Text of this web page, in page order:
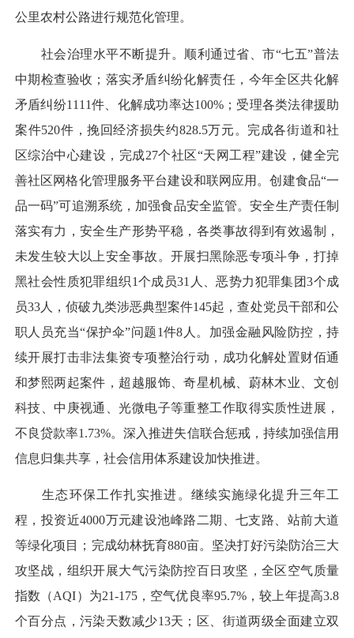
公里农村公路进行规范化管理。
社会治理水平不断提升。顺利通过省、市“七五”普法
中期检查验收；落实矛盾纠纷化解责任，今年全区共化解
矛盾纠纷1111件、化解成功率达100%；受理各类法律援助
案件520件，挽回经济损失约828.5万元。完成各街道和社
区综治中心建设，完成27个社区“天网工程”建设，健全完
善社区网格化管理服务平台建设和联网应用。创建食品“一
品一码”可追溯系统，加强食品安全监管。安全生产责任制
落实有力，安全生产形势平稳，各类事故得到有效遏制，
未发生较大以上安全事故。开展扫黑除恶专项斗争，打掉
黑社会性质犯罪组织1个成员31人、恶势力犯罪集团3个成
员33人，侦破九类涉恶典型案件145起，查处党员干部和公
职人员充当“保护伞”问题1件8人。加强金融风险防控，持
续开展打击非法集资专项整治行动，成功化解处置财佰通
和梦熙两起案件，超越服饰、奇星机械、蔚林木业、文创
科技、中庚视通、光微电子等重整工作取得实质性进展，
不良贷款率1.73%。深入推进失信联合惩戒，持续加强信用
信息归集共享，社会信用体系建设加快推进。
生态环保工作扎实推进。继续实施绿化提升三年工
程，投资近4000万元建设池峰路二期、七支路、站前大道
等绿化项目；完成幼林抚育880亩。坚决打好污染防治三大
攻坚战，组织开展大气污染防控百日攻坚，全区空气质量
指数（AQI）为21-175，空气优良率95.7%，较上年提高3.8
个百分点，污染天数减少13天；区、街道两级全面建立双